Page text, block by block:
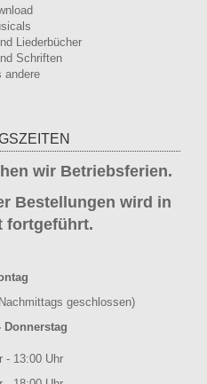
Liederbücher
Schriften
andere
wir Betriebsferien.
Bestellungen wird in
fortgeführt.
geschlossen)
Donnerstag
- 13:00 Uhr